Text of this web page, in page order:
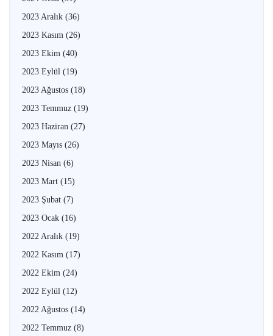
2023 Aralık (36)
2023 Kasım (26)
2023 Ekim (40)
2023 Eylül (19)
2023 Ağustos (18)
2023 Temmuz (19)
2023 Haziran (27)
2023 Mayıs (26)
2023 Nisan (6)
2023 Mart (15)
2023 Şubat (7)
2023 Ocak (16)
2022 Aralık (19)
2022 Kasım (17)
2022 Ekim (24)
2022 Eylül (12)
2022 Ağustos (14)
2022 Temmuz (8)